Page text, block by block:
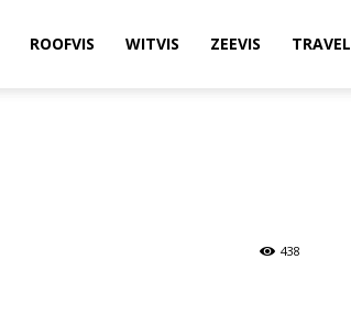
ROOFVIS WITVIS ZEEVIS TRAVEL
438